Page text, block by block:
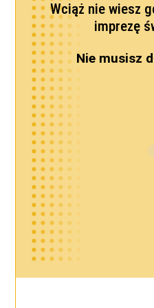
Wciąż nie wiesz
imprezę
Nie musisz